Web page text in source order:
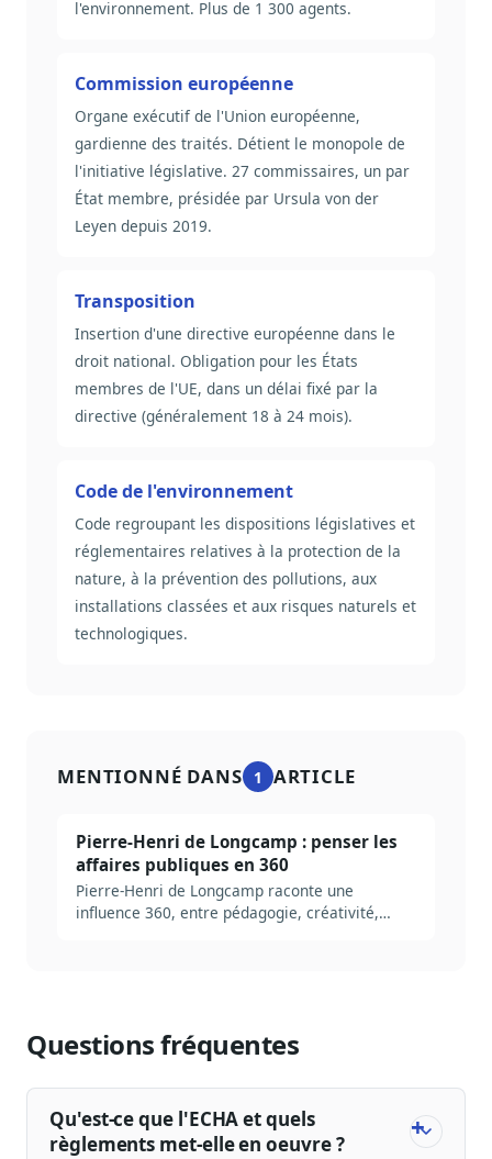
l'environnement. Plus de 1 300 agents.
Commission européenne
Organe exécutif de l'Union européenne,
gardienne des traités. Détient le monopole de
l'initiative législative. 27 commissaires, un par
État membre, présidée par Ursula von der
Leyen depuis 2019.
Transposition
Insertion d'une directive européenne dans le
droit national. Obligation pour les États
membres de l'UE, dans un délai fixé par la
directive (généralement 18 à 24 mois).
Code de l'environnement
Code regroupant les dispositions législatives et
réglementaires relatives à la protection de la
nature, à la prévention des pollutions, aux
installations classées et aux risques naturels et
technologiques.
MENTIONNÉ DANS 1 ARTICLE
Pierre-Henri de Longcamp : penser les
affaires publiques en 360
Pierre-Henri de Longcamp raconte une
influence 360, entre pédagogie, créativité,
Questions fréquentes
Qu'est-ce que l'ECHA et quels
règlements met-elle en oeuvre ?